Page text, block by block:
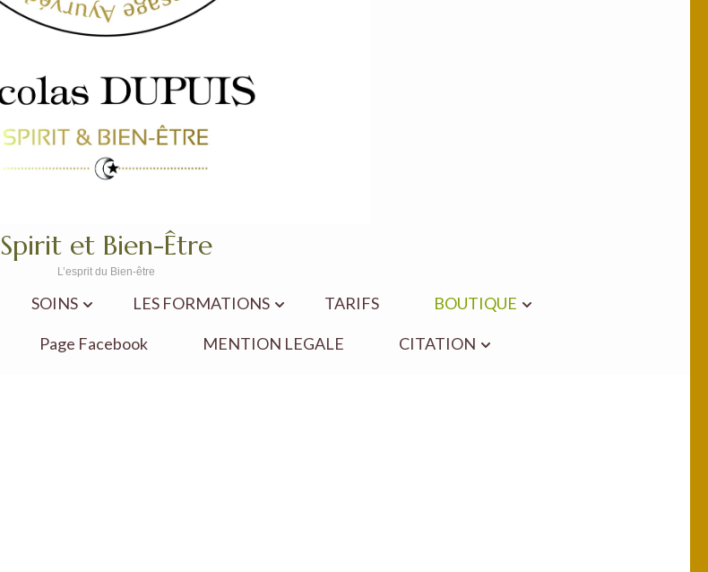
Spirit et Bien-Être
L’esprit du Bien-être
SOINS LES FORMATIONS TARIFS BOUTIQUE
Page Facebook MENTION LEGALE CITATION